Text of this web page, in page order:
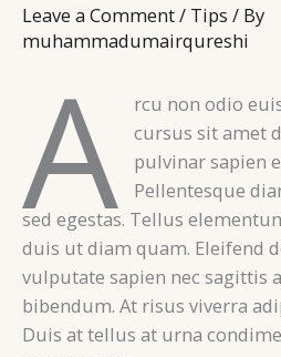
Leave a Comment/ Tips / By
muhammadumairqureshi
A
rcu non odio
cursus sit amet
pulvinar sapien
Pellentesque
sed egestas. Tellus
duis ut diam quam. Eleifend
vulputate sapien nec sagittis
bibendum. At risus viverra
Duis at tellus at urna